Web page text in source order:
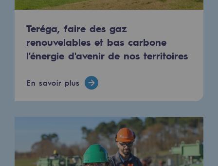
Hydrogène
Hydrogène
Hydrogène : Enjeux et opportunités
Production d'hydrogène
Transport d'hydrogène
Stockage d'hydrogène
Projet HySoW
Teréga, faire des gaz
renouvelables et bas carbone
l'énergie d'avenir de nos territoires
En savoir plus